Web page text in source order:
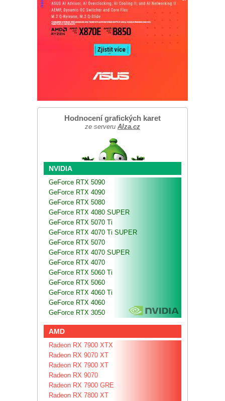
Hodnocení grafických karet
ze serveru Alza.cz
NVIDIA
GeForce RTX 5090
GeForce RTX 4090
GeForce RTX 5080
GeForce RTX 4080 SUPER
GeForce RTX 5070 Ti
GeForce RTX 4070 Ti SUPER
GeForce RTX 5070
GeForce RTX 4070 SUPER
GeForce RTX 4070
GeForce RTX 5060 Ti
GeForce RTX 5060
GeForce RTX 4060 Ti
GeForce RTX 4060
GeForce RTX 3050
AMD
Radeon RX 7900 XTX
Radeon RX 9070 XT
Radeon RX 7900 XT
Radeon RX 9070
Radeon RX 7900 GRE
Radeon RX 7800 XT